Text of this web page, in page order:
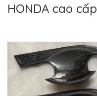
Liên
hệ
MUA
NHIỀU
NHẤT
HONDA cao cấp